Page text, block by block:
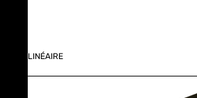
LINÉAIRE